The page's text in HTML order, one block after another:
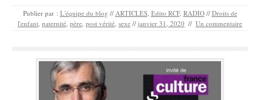
Publier par : L'équipe du blog // ARTICLES, Edito RCF, RADIO // Droits de
l'enfant paternité père post vérité sexe // janvier 31, 2020 // Un commentaire